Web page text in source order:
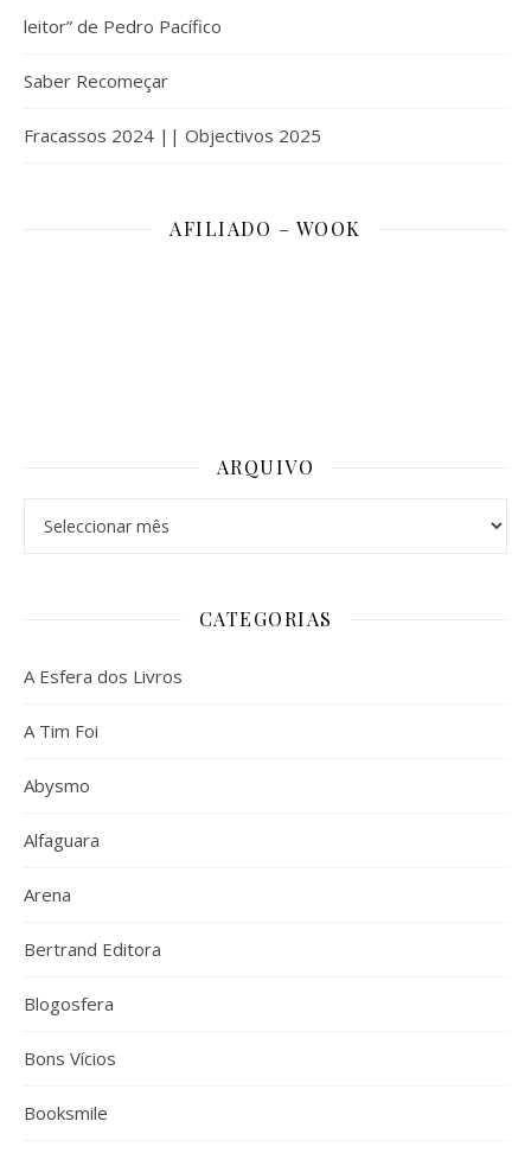
leitor” de Pedro Pacífico
Saber Recomeçar
Fracassos 2024 || Objectivos 2025
AFILIADO – WOOK
ARQUIVO
CATEGORIAS
A Esfera dos Livros
A Tim Foi
Abysmo
Alfaguara
Arena
Bertrand Editora
Blogosfera
Bons Vícios
Booksmile